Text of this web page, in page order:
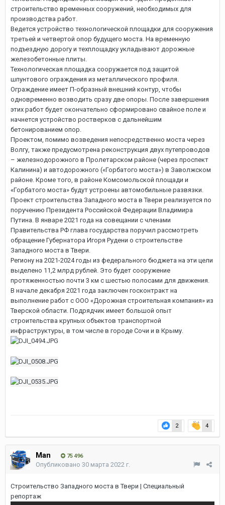
строительство временных сооружений, необходимых для
производства работ.
Ведется устройство технологической площадки для сооружения
третьей и четвертой опор будущего моста. На временную
подъездную дорогу и техплощадку укладывают дорожные
железобетонные плиты.
Технологическая площадка сооружается под защитой
шпунтового ограждения из металлического профиля.
Ограждение имеет П-образный внешний контур, чтобы
одновременно возводить сразу две опоры. После завершения
этих работ будет окончательно сформировано свайное поле и
начнется устройство ростверков с дальнейшим
бетонированием опор.
Проектом, помимо возведения непосредственно моста через
Волгу, также предусмотрена реконструкция двух путепроводов
– железнодорожного в Пролетарском районе (через проспект
Калинина) и автодорожного («Горбатого моста») в Заволжском
районе. Кроме того, в районе Комсомольской площади и
«Горбатого моста» будут устроены автомобильные развязки.
Проект строительства Западного моста в Твери реализуется по
поручению Президента Российской Федерации Владимира
Путина. В январе 2021 года на совещании с членами
Правительства РФ глава государства поручил рассмотреть
обращение Губернатора Игоря Рудени о строительстве
Западного моста в Твери.
Региону на 2021-2024 годы из федерального бюджета на эти цели
выделено 11,2 млрд рублей. Это будет сооружение
протяженностью почти 3 км с шестью полосами для движения.
В начале декабря 2021 года заключен госконтракт на
выполнение работ с ООО «Дорожная строительная компания» из
Тверской области. Подрядчик имеет большой опыт
строительства крупных объектов транспортной
инфраструктуры, в том числе в городе Сочи и в Крыму.
2 4
Man 75 496
Опубликовано 30 марта 2022 г.
Строительство Западного моста в Твери | Специальный
репортаж